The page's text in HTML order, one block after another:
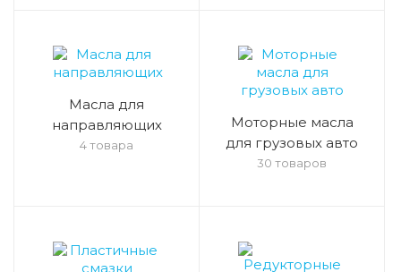
Масла для
направляющих
4 товара
Моторные масла
для грузовых авто
30 товаров